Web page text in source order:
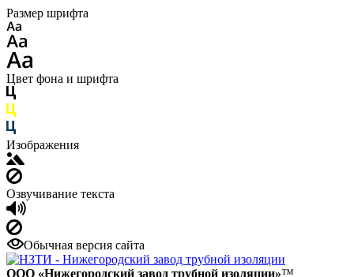
Размер шрифта
Цвет фона и шрифта
Изображения
Озвучивание текста
Обычная версия сайта
ООО «Нижегородский завод трубной изоляции»™